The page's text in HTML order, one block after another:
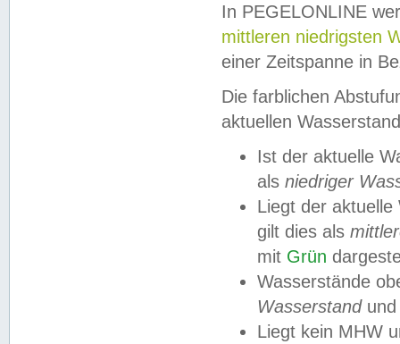
In PEGELONLINE
mittleren niedrigsten
einer Zeitspanne in
Die farblichen
aktuellen
Ist der aktuelle
als niedriger
Liegt der
gilt dies als
mit Grün
Wasserstände
Wasserstandund
Liegt kein MHW